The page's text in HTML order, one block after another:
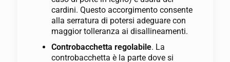
cardini. Questo accorgimento consente
alla serratura di potersi adeguare con
maggior tolleranza ai disallineamenti.
Controbacchetta regolabile. La
controbacchetta è la parte dove si